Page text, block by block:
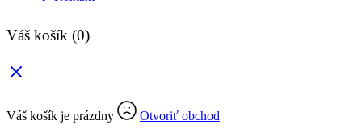
Váš košík (0)
Váš košík je prázdny Otvoriť obchod